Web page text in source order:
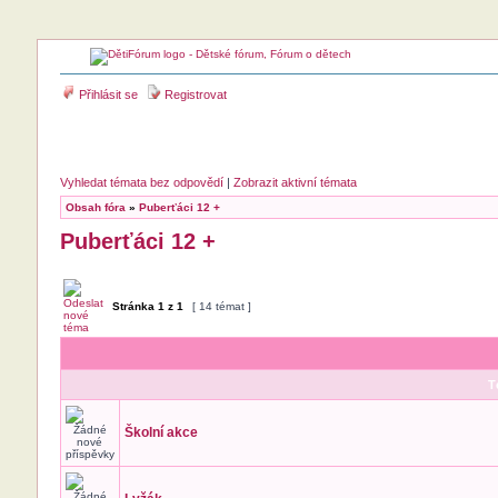
Přihlásit se Registrovat
Vyhledat témata bez odpovědí| Zobrazit aktivní témata
Obsah fóra » Puberťáci 12 +
Puberťáci 12 +
Stránka 1 z 1 [ 14 témat ]
Školní akce